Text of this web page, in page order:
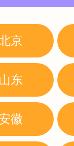
京
山东
徽